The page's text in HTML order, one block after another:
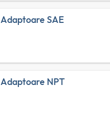
Adaptoare SAE
Adaptoare NPT